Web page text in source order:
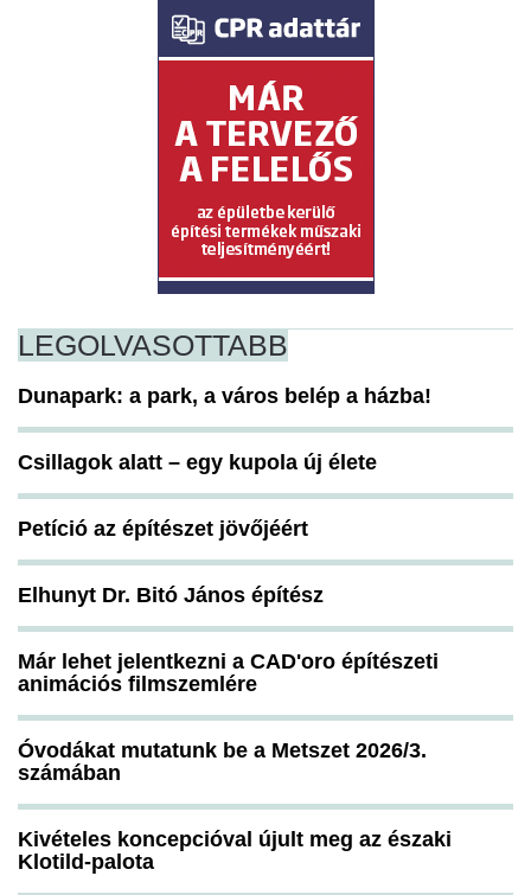
LEGOLVASOTTABB
Dunapark: a park, a város belép a házba!
Csillagok alatt – egy kupola új élete
Petíció az építészet jövőjéért
Elhunyt Dr. Bitó János építész
Már lehet jelentkezni a CAD'oro építészeti
animációs filmszemlére
Óvodákat mutatunk be a Metszet 2026/3.
számában
Kivételes koncepcióval újult meg az északi
Klotild-palota